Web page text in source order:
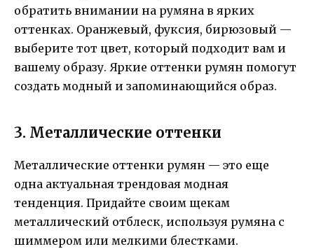
обратить внимании на румяна в ярких
оттенках. Оранжевый, фуксия, бирюзовый —
выберите тот цвет, который подходит вам и
вашему образу. Яркие оттенки румян помогут
создать модный и запоминающийся образ.
3. Металлические оттенки
Металлические оттенки румян — это еще
одна актуальная трендовая модная
тенденция. Придайте своим щекам
металлический отблеск, используя румяна с
шиммером или мелкими блестками.